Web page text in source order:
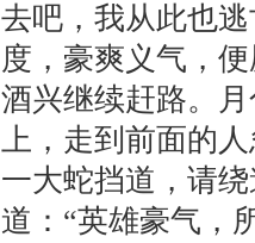
去吧，我从此也
度，豪爽义气，
酒兴继续赶路。
上，走到前面的
一大蛇挡道，请
道：“英雄豪气，